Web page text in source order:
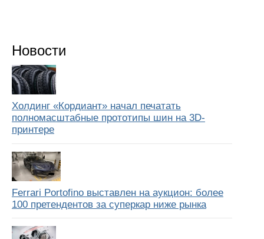
Новости
Холдинг «Кордиант» начал печатать
полномасштабные прототипы шин на 3D-
принтере
Ferrari Portofino выставлен на аукцион: более
100 претендентов за суперкар ниже рынка